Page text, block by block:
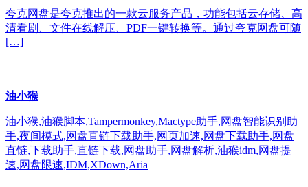
夸克网盘是夸克推出的一款云服务产品，功能包括云存储、高
清看剧、文件在线解压、PDF一键转换等。通过夸克网盘可随
[…]
油小猴
油小猴,油猴脚本,Tampermonkey,Mactype助手,网盘智能识别助
手,夜间模式,网盘直链下载助手,网页加速,网盘下载助手,网盘
直链,下载助手,直链下载,网盘助手,网盘解析,油猴idm,网盘提
速,网盘限速,IDM,XDown,Aria